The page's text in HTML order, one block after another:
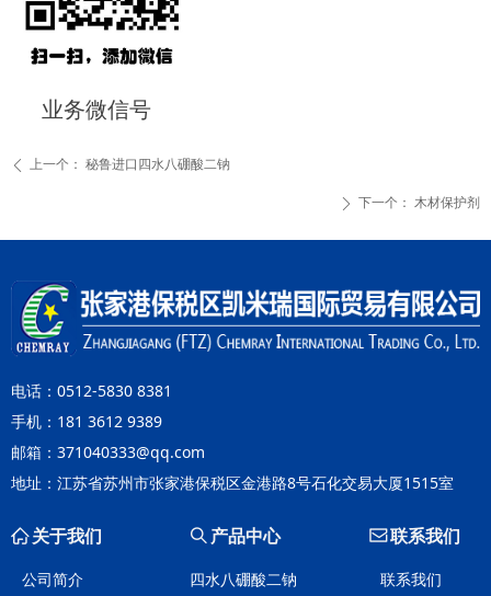
ꄴ 上一个： 秘鲁进口四水八硼酸二钠
ꄲ 下一个： 木材保护剂
业务微信号
ꀇ 关于我们
公司简介
四水八硼酸二钠
ꄠ 产品中心
联系我们
ꂘ联系我们
电话：0512-5830 8381
手机：181 3612 9389
邮箱：371040333@qq.com
地址：江苏省苏州市张家港保税区金港路8号石化交易大厦1515室